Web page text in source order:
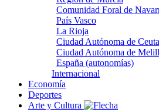
Comunidad Foral de
País Vasco
La Rioja
Ciudad Autónoma de Ceuta
Ciudad Autónoma de
España (autonomías)
Internacional
Economía
Deportes
Arte y Cultura